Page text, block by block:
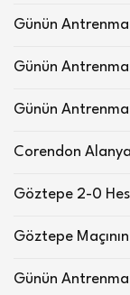
Günün
Günün
Günün
Corendon
Göztepe 2-0
Göztepe
Günün